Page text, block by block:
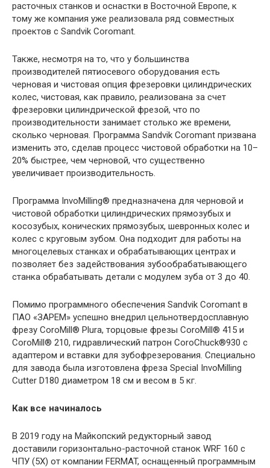
расточных станков и оснастки в Восточной Европе, к
тому же компания уже реализовала ряд совместных
проектов с Sandvik Coromant.
Также, несмотря на то, что у большинства
производителей пятиосевого оборудования есть
черновая и чистовая опция фрезеровки цилиндрических
колес, чистовая, как правило, реализована за счет
фрезеровки цилиндрической фрезой, что по
производительности занимает столько же времени,
сколько черновая. Программа Sandvik Coromant призвана
изменить это, сделав процесс чистовой обработки на 10–
20% быстрее, чем черновой, что существенно
увеличивает производительность.
Программа InvoMilling® предназначена для черновой и
чистовой обработки цилиндрических прямозубых и
косозубых, конических прямозубых, шевронных колес и
колес с круговым зубом. Она подходит для работы на
многоцелевых станках и обрабатывающих центрах и
позволяет без задействования зубообрабатывающего
станка обрабатывать детали с модулем зуба от 3 до 40.
Помимо программного обеспечения Sandvik Coromant в
ПАО «ЗАРЕМ» успешно внедрил цельнотвердосплавную
фрезу CoroMill® Plura, торцовые фрезы CoroMill® 415 и
CoroMill® 210, гидравлический патрон CoroChuck®930 с
адаптером и вставки для зубофрезерования. Специально
для завода была изготовлена фреза Special InvoMilling
Cutter D180 диаметром 18 см и весом в 5 кг.
Как все начиналось
В 2019 году на Майкопский редукторный завод
доставили горизонтально-расточной станок WRF 160 с
ЧПУ (5Х) от компании FERMAT, оснащенный программным